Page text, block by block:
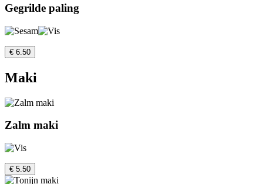
Gegrilde paling
€ 6.50
Maki
Zalm maki
€ 5.50